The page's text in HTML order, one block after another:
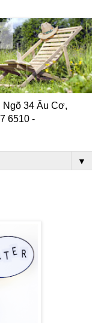
Ngõ 34 Âu Cơ,
6510 -
▼